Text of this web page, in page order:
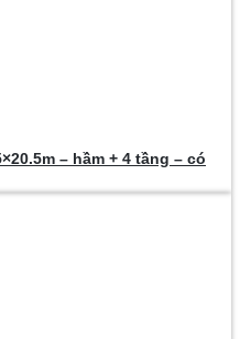
– hầm + 4 tầng – có